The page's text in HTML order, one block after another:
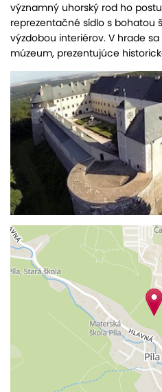
významný uhorský rod ho
reprezentačné sídlo s bohatou
výzdobou interiérov. V hrade
múzeum, prezentujúce